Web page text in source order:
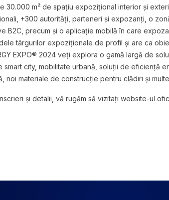
30.000 m² de spațiu expozițional interior și
+300 autorități, parteneri și expozanți, o
B2C, precum și o aplicație mobilă în care
târgurilor expoziționale de profil și are ca
EXPO® 2024 veți explora o gamă largă de
smart city, mobilitate urbană, soluții de eficiență
noi materiale de construcție pentru clădiri și
și detalii, vă rugăm să vizitați website-ul